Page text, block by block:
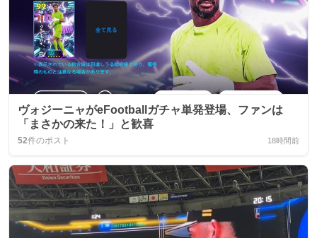
ヴォジーニャがeFootballガチャ単発登場、ファンは
「まさかの来た！」と歓喜
52件のポスト 18時間前